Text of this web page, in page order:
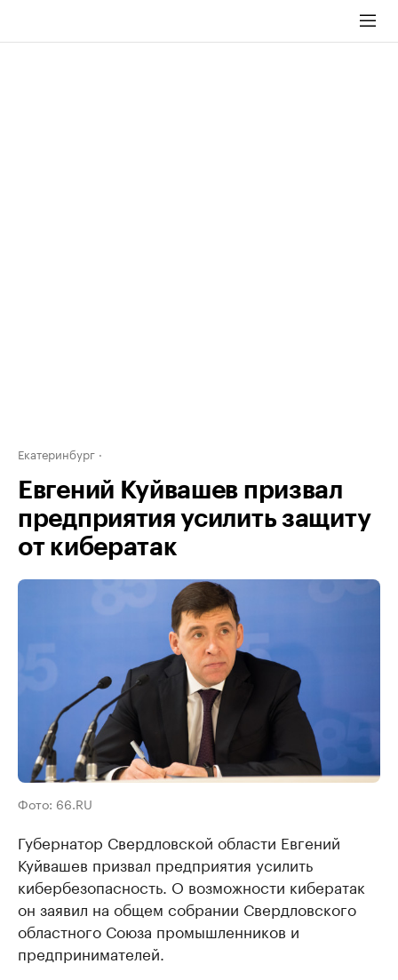
Екатеринбург
Евгений Куйвашев призвал
предприятия усилить защиту
от кибератак
Фото: 66.RU
Губернатор Свердловской области Евгений
Куйвашев призвал предприятия усилить
кибербезопасность. О возможности кибератак
он заявил на общем собрании Свердловского
областного Союза промышленников и
предпринимателей.